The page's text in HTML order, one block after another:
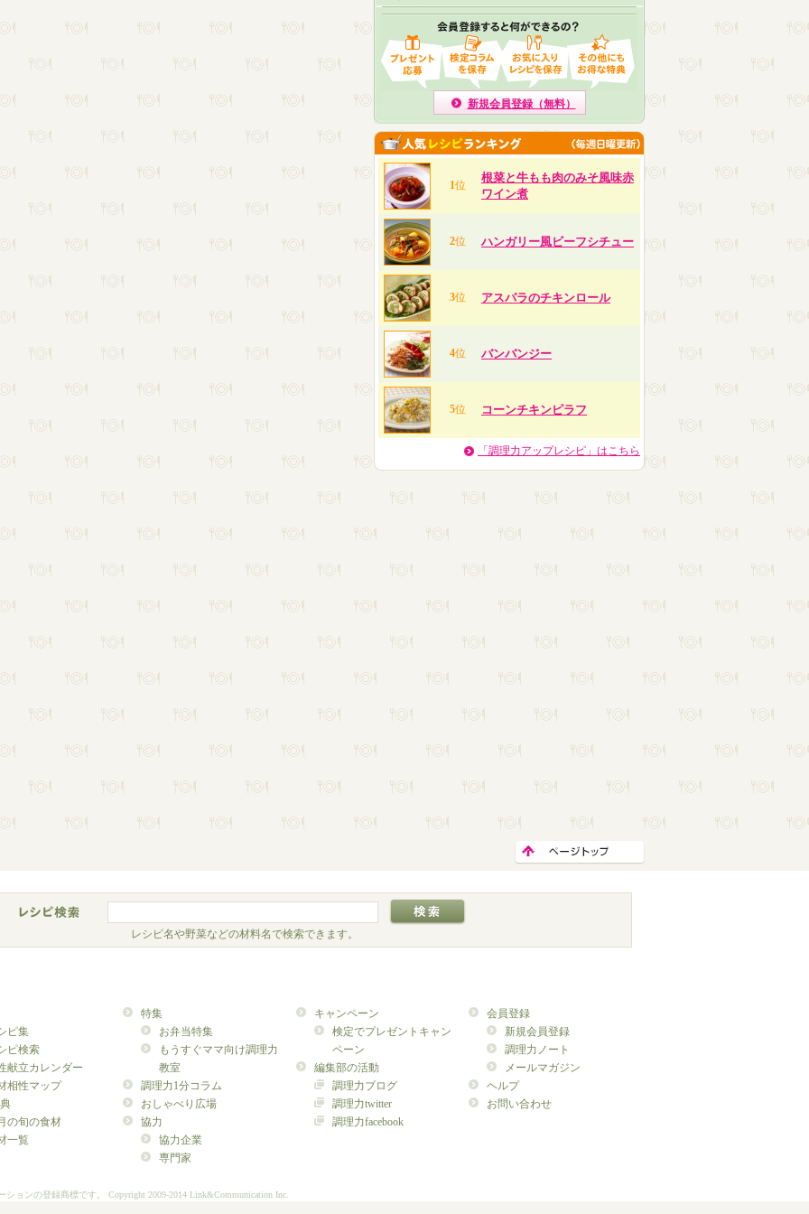
新規会員登録（無料）
1位
根菜と牛もも肉のみそ風味赤
ワイン煮
2位 ハンガリー風ビーフシチュー
3位 アスパラのチキンロール
4位 バンバンジー
5位 コーンチキンピラフ
「調理力アップレシピ」はこちら
レシピ名や野菜などの材料名で検索できます。
ピ集
ピ検索
献立カレンダー
相性マップ
の旬の食材
一覧
特集
お弁当特集
もうすぐママ向け調理力
教室
調理力1分コラム
おしゃべり広場
協力
協力企業
専門家
キャンペーン
検定でプレゼントキャン
ペーン
編集部の活動
調理力ブログ
調理力twitter
調理力facebook
会員登録
新規会員登録
調理力ノート
メールマガジン
ヘルプ
お問い合わせ
ションの登録商標です。 Copyright 2009-2014 Link&Communication Inc.